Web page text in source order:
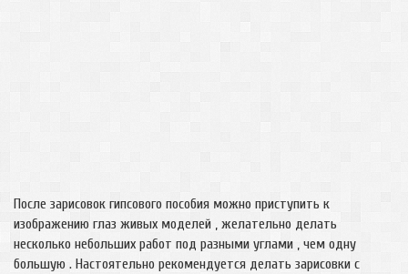
После зарисовок гипсового пособия можно приступить к
изображению глаз живых моделей , желательно делать
несколько небольших работ под разными углами , чем одну
большую . Настоятельно рекомендуется делать зарисовки с